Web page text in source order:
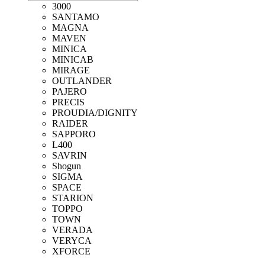
3000
SANTAMO
MAGNA
MAVEN
MINICA
MINICAB
MIRAGE
OUTLANDER
PAJERO
PRECIS
PROUDIA/DIGNITY
RAIDER
SAPPORO
L400
SAVRIN
Shogun
SIGMA
SPACE
STARION
TOPPO
TOWN
VERADA
VERYCA
XFORCE